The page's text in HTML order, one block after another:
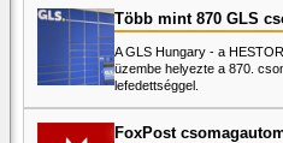
Több mint 870 GLS
A GLS Hungary - a
üzembe helyezte a 870.
lefedettséggel.
FoxPost